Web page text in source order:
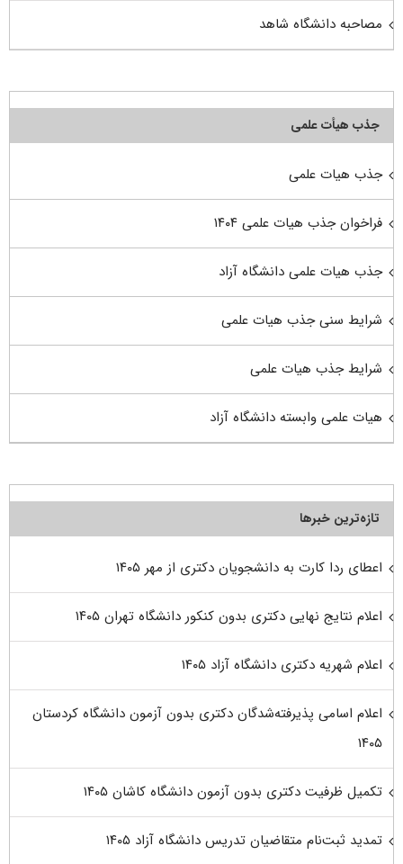
مصاحبه دانشگاه شاهد
جذب هیأت علمی
جذب هیات علمی
فراخوان جذب هیات علمی ۱۴۰۴
جذب هیات علمی دانشگاه آزاد
شرایط سنی جذب هیات علمی
شرایط جذب هیات علمی
هیات علمی وابسته دانشگاه آزاد
تازه‌ترین خبرها
اعطای ردا کارت به دانشجویان دکتری از مهر ۱۴۰۵
اعلام نتایج نهایی دکتری بدون کنکور دانشگاه تهران ۱۴۰۵
اعلام شهریه دکتری دانشگاه آزاد ۱۴۰۵
اعلام اسامی پذیرفته‌شدگان دکتری بدون آزمون دانشگاه کردستان
۱۴۰۵
تکمیل ظرفیت دکتری بدون آزمون دانشگاه کاشان ۱۴۰۵
تمدید ثبت‌نام متقاضیان تدریس دانشگاه آزاد ۱۴۰۵